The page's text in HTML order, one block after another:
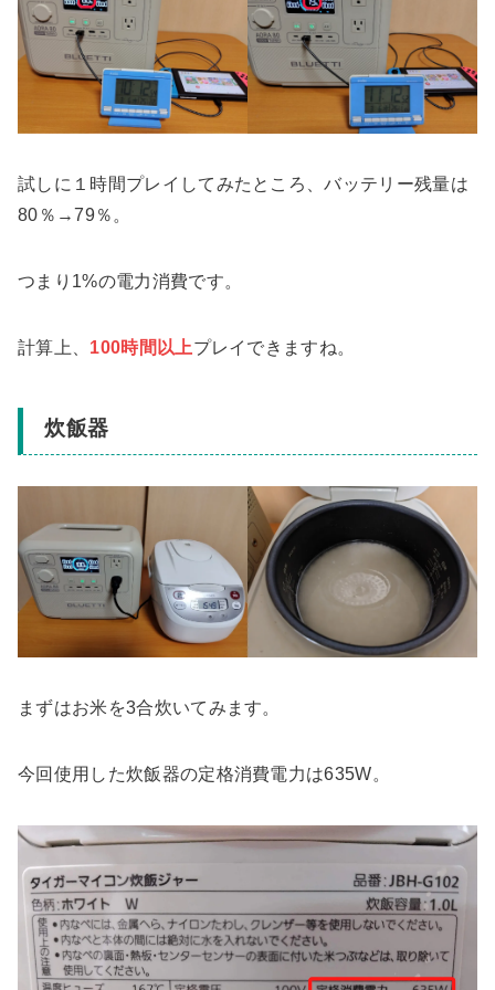
試しに１時間プレイしてみたところ、バッテリー残量は
80％→79％。
つまり1%の電力消費です。
計算上、 100時間以上プレイできますね。
炊飯器
まずはお米を3合炊いてみます。
今回使用した炊飯器の定格消費電力は635W。